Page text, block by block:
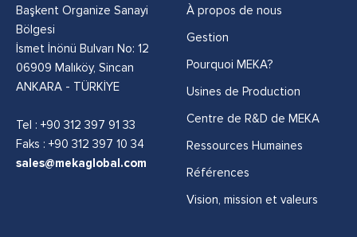
Başkent Organize Sanayi
Bölgesi
İsmet İnönü Bulvarı No: 12
06909 Malıköy, Sincan
ANKARA - TÜRKİYE
Tel : +90 312 397 91 33
Faks : +90 312 397 10 34
sales@mekaglobal.com
À propos de nous
Gestion
Pourquoi MEKA?
Usines de Production
Centre de R&D de MEKA
Ressources Humaines
Références
Vision, mission et valeurs